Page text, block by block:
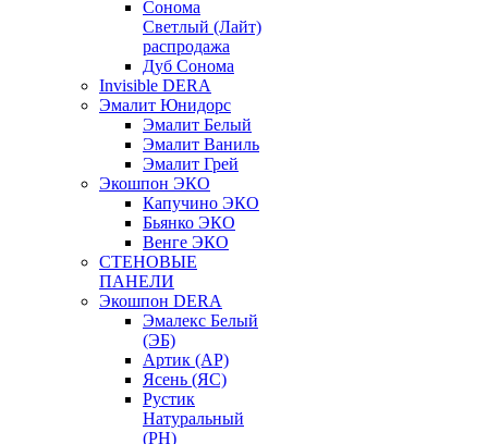
Сонома
Светлый (Лайт)
распродажа
Дуб Сонома
Invisible DERA
Эмалит Юнидорс
Эмалит Белый
Эмалит Ваниль
Эмалит Грей
Экошпон ЭКО
Капучино ЭКО
Бьянко ЭКО
Венге ЭКО
СТЕНОВЫЕ
ПАНЕЛИ
Экошпон DERA
Эмалекс Белый
(ЭБ)
Артик (АР)
Ясень (ЯС)
Рустик
Натуральный
(РН)